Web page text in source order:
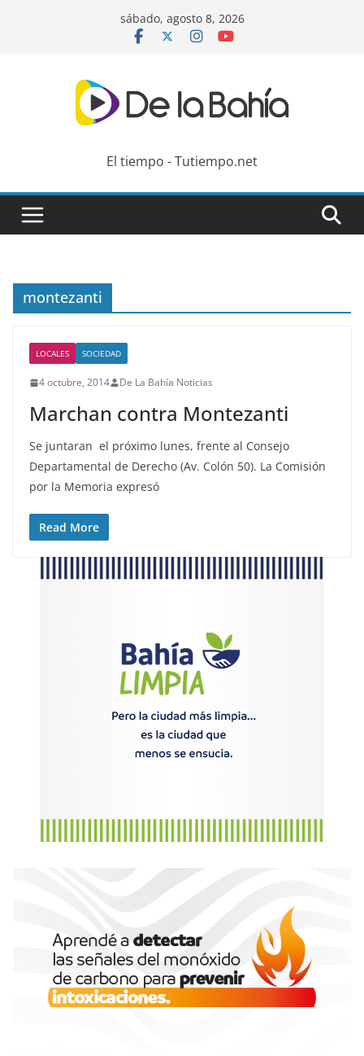
sábado, agosto 8, 2026
El tiempo - Tutiempo.net
montezanti
LOCALES SOCIEDAD
4 octubre, 2014 De La Bahía Noticias
Marchan contra Montezanti
Se juntaran el próximo lunes, frente al Consejo
Departamental de Derecho (Av. Colón 50). La Comisión
por la Memoria expresó
Read More